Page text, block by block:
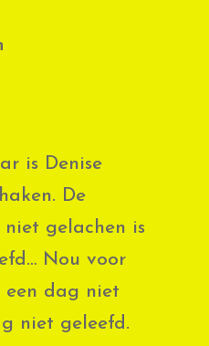
is Denise
De
niet gelachen is
Nou voor
een dag niet
niet geleefd.